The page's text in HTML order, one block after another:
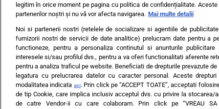
Ultimele
Echipa editorială Termeni
legitim în orice moment pe pagina cu politica de confidențialitate.
partenerilor noștri și nu vă vor afecta navigarea. Mai multe detalii
Noi si partenerii nostri (retelele de socializare si agentiile de
furnizorii nostri de servicii de date analitice) prelucram date pentru a
functioneze, pentru a personaliza continutul si anunturile
interesele si/sau profilul dvs., pentru a va oferi functionalitati aferente
pentru a analiza traficul pe website. Beneficiati de drepturile prevazute de
legatura cu prelucrarea datelor cu caracter personal. Aceste
modalitatea indicata aici. Prin click pe “ACCEPT TOATE”, acceptati
de tip Cookie, care implica inclusiv acceptul dvs. cu privire la stocarea/
de catre Vendor-ii cu care colaboram. Prin click pe “VREAU SA